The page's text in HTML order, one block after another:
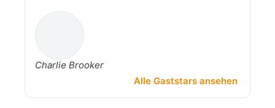
Charlie Brooker
Alle Gaststars ansehen